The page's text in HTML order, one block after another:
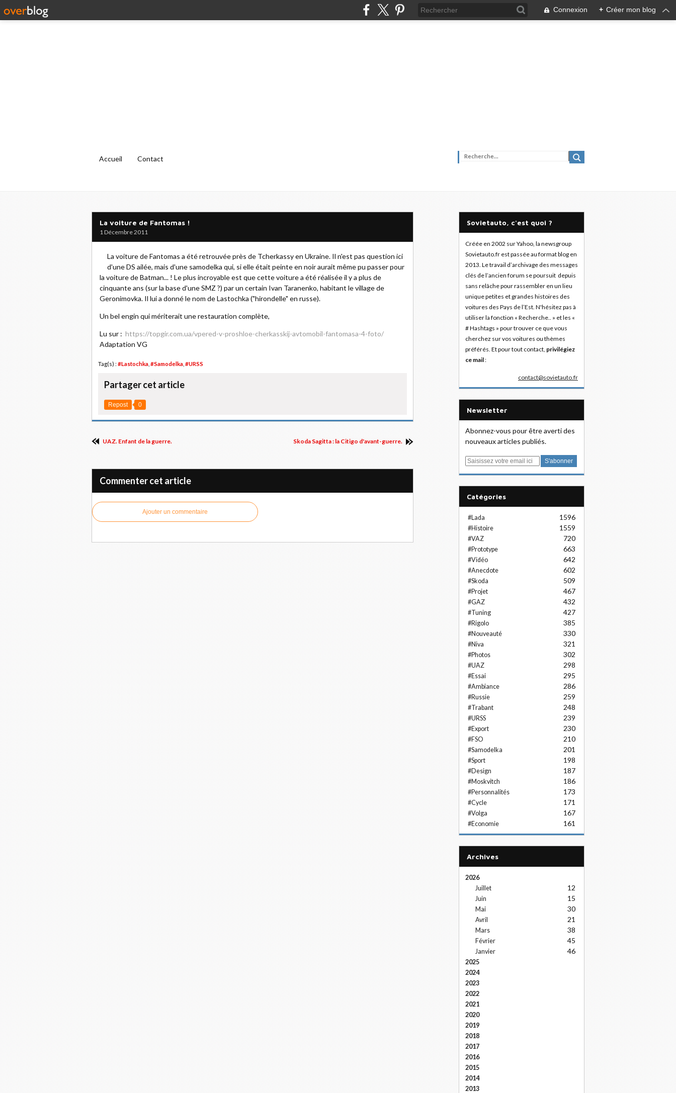
Connexion + Créer mon blog
Accueil Contact
La voiture de Fantomas !
1 Décembre 2011
La voiture de Fantomas a été retrouvée près de Tcherkassy en Ukraine. Il n'est pas question ici
d'une DS ailée, mais d'une samodelka qui, si elle était peinte en noir aurait même pu passer pour
la voiture de Batman... ! Le plus incroyable est que cette voiture a été réalisée il y a plus de
cinquante ans (sur la base d'une SMZ ?) par un certain Ivan Taranenko, habitant le village de
Geronimovka. Il lui a donné le nom de Lastochka ("hirondelle" en russe).
Un bel engin qui mériterait une restauration complète,
Lu sur : https://topgir.com.ua/vpered-v-proshloe-cherkasskij-avtomobil-fantomasa-4-foto/
Adaptation VG
Tag(s) : #Lastochka #Samodelka #URSS
Partager cet article
Repost 0
UAZ. Enfant de la guerre. Skoda Sagitta : la Citigo d'avant-guerre.
Commenter cet article
Ajouter un commentaire
Sovietauto, c'est quoi ?
Créée en 2002 sur Yahoo, la newsgroup
Sovietauto.fr est passée au format blog en
2013. Le travail d’archivage des messages
clés de l’ancien forum se poursuit depuis
sans relâche pour rassembler en un lieu
unique petites et grandes histoires des
voitures des Pays de l’Est. N'hésitez pas à
utiliser la fonction « Recherche.. » et les «
# Hashtags » pour trouver ce que vous
cherchez sur vos voitures ou thèmes
préférés. Et pour tout contact, privilégiez
ce mail:
contact@sovietauto.fr
Newsletter
Abonnez-vous pour être averti des
nouveaux articles publiés.
E
Catégories
#Lada 1596
#Histoire 1559
#VAZ 720
#Prototype 663
#Vidéo 642
#Anecdote 602
#Skoda 509
#Projet 467
#GAZ 432
#Tuning 427
#Rigolo 385
#Nouveauté 330
#Niva 321
#Photos 302
#UAZ 298
#Essai 295
#Ambiance 286
#Russie 259
#Trabant 248
#URSS 239
#Export 230
#FSO 210
#Samodelka 201
#Sport 198
#Design 187
#Moskvitch 186
#Personnalités 173
#Cycle 171
#Volga 167
#Economie 161
Archives
2026
Juillet
12
Juin 15
Mai 30
Avril 21
Mars 38
Février 45
Janvier 46
2025
2024
2023
2022
2021
2020
2019
2018
2017
2016
2015
2014
2013